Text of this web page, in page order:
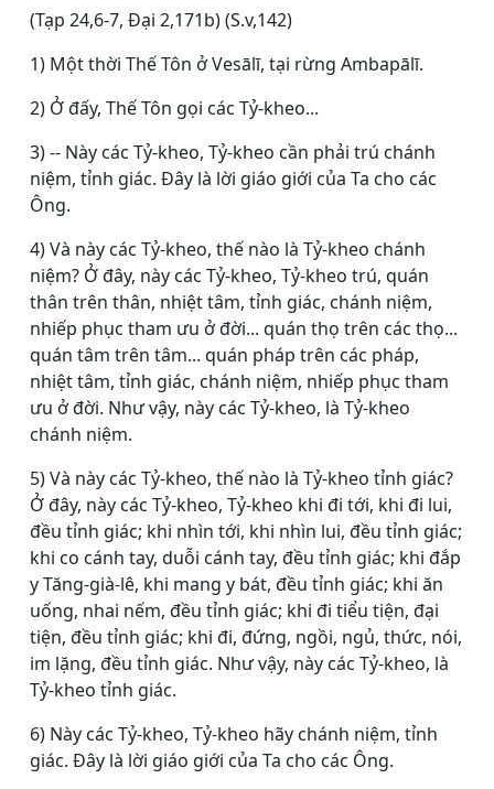
(Tạp 24,6-7, Ðại 2,171b) (S.v,142)
1) Một thời Thế Tôn ở Vesālī, tại rừng Ambapālī.
2) Ở đấy, Thế Tôn gọi các Tỷ-kheo...
3) -- Này các Tỷ-kheo, Tỷ-kheo cần phải trú chánh
niệm, tỉnh giác. Ðây là lời giáo giới của Ta cho các
Ông.
4) Và này các Tỷ-kheo, thế nào là Tỷ-kheo chánh
niệm? Ở đây, này các Tỷ-kheo, Tỷ-kheo trú, quán
thân trên thân, nhiệt tâm, tỉnh giác, chánh niệm,
nhiếp phục tham ưu ở đời... quán thọ trên các thọ...
quán tâm trên tâm... quán pháp trên các pháp,
nhiệt tâm, tỉnh giác, chánh niệm, nhiếp phục tham
ưu ở đời. Như vậy, này các Tỷ-kheo, là Tỷ-kheo
chánh niệm.
5) Và này các Tỷ-kheo, thế nào là Tỷ-kheo tỉnh giác?
Ở đây, này các Tỷ-kheo, Tỷ-kheo khi đi tới, khi đi lui,
đều tỉnh giác; khi nhìn tới, khi nhìn lui, đều tỉnh giác;
khi co cánh tay, duỗi cánh tay, đều tỉnh giác; khi đắp
y Tăng-già-lê, khi mang y bát, đều tỉnh giác; khi ăn
uống, nhai nếm, đều tỉnh giác; khi đi tiểu tiện, đại
tiện, đều tỉnh giác; khi đi, đứng, ngồi, ngủ, thức, nói,
im lặng, đều tỉnh giác. Như vậy, này các Tỷ-kheo, là
Tỷ-kheo tỉnh giác.
6) Này các Tỷ-kheo, Tỷ-kheo hãy chánh niệm, tỉnh
giác. Ðây là lời giáo giới của Ta cho các Ông.